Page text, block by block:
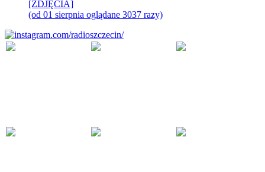
[ZDJĘCIA]
(od 01 sierpnia oglądane 3037 razy)